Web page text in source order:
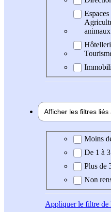
animaux
Afficher les filtres liés
ExpérienceMoins
De 1 à
Plus de
Non
Appliquerle filtre de